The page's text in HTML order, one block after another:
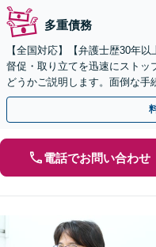
多重債務
【全国対応】【弁護士歴30年
督促・取り立てを迅速にストッ
どうかご説明します。面倒な
まず、お気軽にご相談ください
電話でお問い合わせ